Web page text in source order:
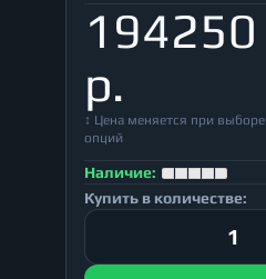
194250
р.
↕ Цена меняется при выборе
опций
Наличие:
Купить в количестве: